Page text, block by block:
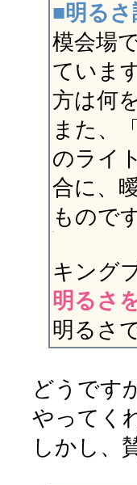
■明るさ
模会場
ていま
方は何
また、
のライ
合に、
もので
キング
明るさ
明るさ
どうです
やってく
しかし、